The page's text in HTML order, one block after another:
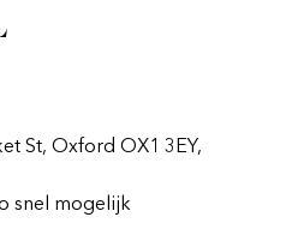
St, Oxford OX1 3EY,
snel mogelijk